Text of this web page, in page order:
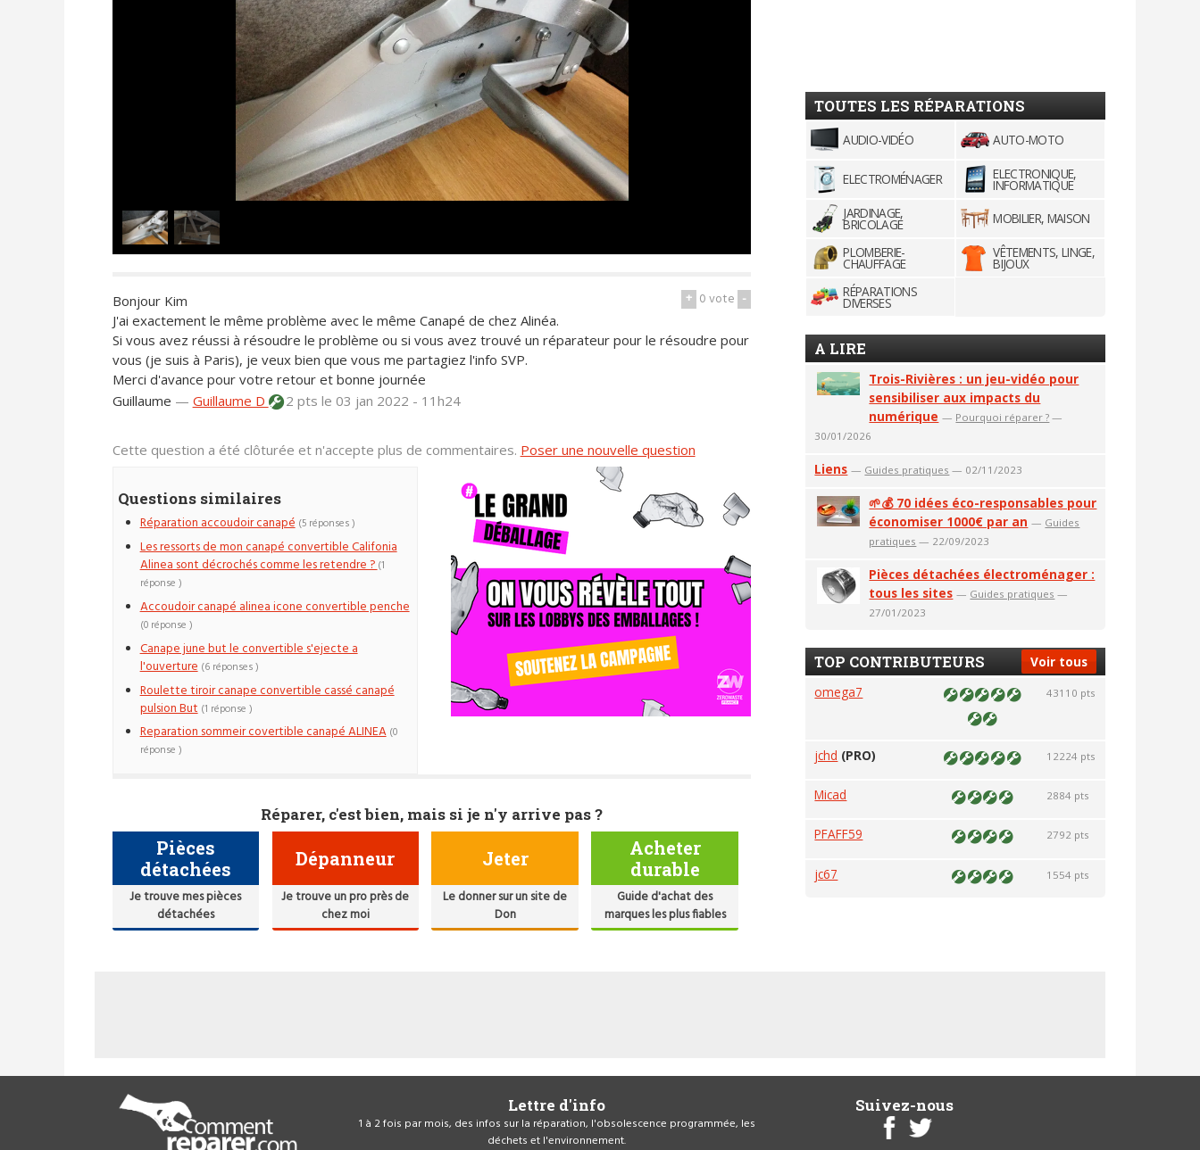
+ 0vote -
Bonjour Kim
J'ai exactement le même problème avec le même Canapé de chez Alinéa.
Si vous avez réussi à résoudre le problème ou si vous avez trouvé un réparateur pour le résoudre pour
vous (je suis à Paris), je veux bien que vous me partagiez l'info SVP.
Merci d'avance pour votre retour et bonne journée
Guillaume — Guillaume D 2 pts le 03 jan 2022 - 11h24
Cette question a été clôturée et n'accepte plus de commentaires. Poser une nouvelle question
Questions similaires
Réparation accoudoir canapé (5 réponses )
Les ressorts de mon canapé convertible Califonia
Alinea sont décrochés comme les retendre ?(1
réponse )
Accoudoir canapé alinea icone convertible penche
(0 réponse )
Canape june but le convertible s'ejecte a
l'ouverture (6 réponses )
Roulette tiroir canape convertible cassé canapé
pulsion But (1 réponse )
Reparation sommeir covertible canapé ALINEA (0
réponse )
Réparer, c'est bien, mais si je n'y arrive pas ?
Pièces
détachées
Je trouve mes pièces
détachées
Dépanneur
Je trouve un pro près de
chez moi
Jeter
Le donner sur un site de
Don
Acheter
durable
Guide d'achat des
marques les plus fiables
TOUTES LES RÉPARATIONS
AUDIO-VIDÉO AUTO-MOTO
ELECTROMÉNAGER ELECTRONIQUE,
INFORMATIQUE
JARDINAGE,
BRICOLAGE
MOBILIER, MAISON
PLOMBERIE-
CHAUFFAGE
VÊTEMENTS, LINGE,
BIJOUX
RÉPARATIONS
DIVERSES
A LIRE
Trois-Rivières : un jeu-vidéo pour
sensibiliser aux impacts du
numérique — Pourquoi réparer ? —
30/01/2026
Liens — Guides pratiques — 02/11/2023
🌱💰 70 idées éco-responsables pour
économiser 1000€ par an — Guides
pratiques — 22/09/2023
Pièces détachées électroménager :
tous les sites — Guides pratiques —
27/01/2023
Voir tous
TOP CONTRIBUTEURS
omega7 43110 pts
jchd (PRO) 12224 pts
Micad 2884 pts
PFAFF59 2792 pts
jc67 1554 pts
Lettre d'info
1 à 2 fois par mois, des infos sur la réparation, l'obsolescence programmée, les
déchets et l'environnement.
Suivez-nous